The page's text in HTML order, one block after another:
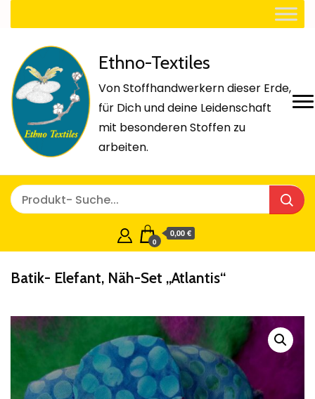
Ethno-Textiles
Von Stoffhandwerkern dieser Erde,
für Dich und deine Leidenschaft
mit besonderen Stoffen zu
arbeiten.
0
0,00 €
Batik- Elefant, Näh-Set „Atlantis“